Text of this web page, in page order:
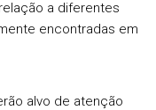
a diferentes
encontradas em
alvo de atenção